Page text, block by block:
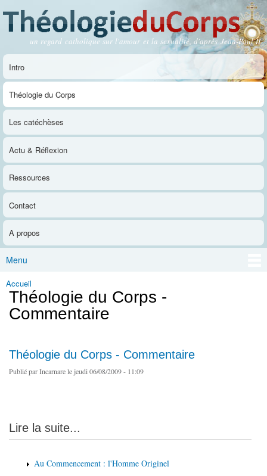
contenu
principal
Théologie du Corps
un regard catholique sur l'amour et la sexualité, d'après Jean-Paul II
Menu principal
Intro
Théologie du Corps
Les catéchèses
Actu & Réflexion
Ressources
Contact
A propos
Menu
Vous êtes ici
Accueil
Théologie du Corps -
Commentaire
Théologie du Corps - Commentaire
Publié parIncarnarele jeudi 06/08/2009 - 11:09
Lire la suite...
Au Commencement : l'Homme Originel